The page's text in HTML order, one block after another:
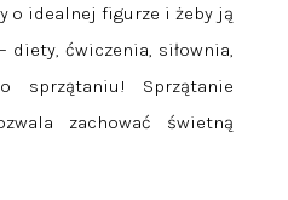
o idealnej figurze i żeby ją
diety, ćwiczenia, siłownia,
sprzątaniu! Sprzątanie
zachować świetną